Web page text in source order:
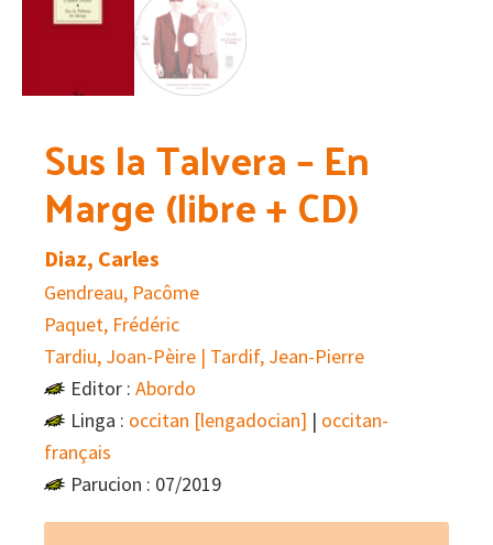
Sus la Talvera – En
Marge (libre + CD)
Diaz, Carles
Gendreau, Pacôme
Paquet, Frédéric
Tardiu, Joan-Pèire | Tardif, Jean-Pierre
Editor : Abordo
Linga : occitan [lengadocian] | occitan-
français
Parucion : 07/2019